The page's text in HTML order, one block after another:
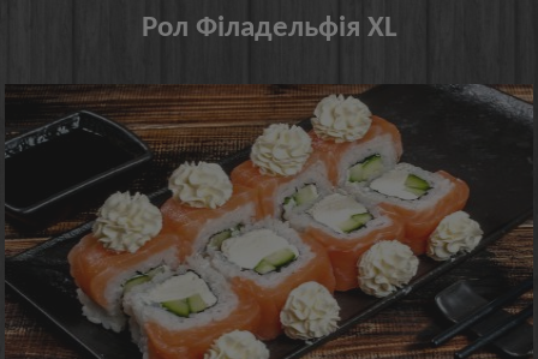
Рол Філадельфія XL